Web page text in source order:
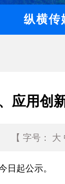
纵横传
应用创
【 字号： 大
日起公示。